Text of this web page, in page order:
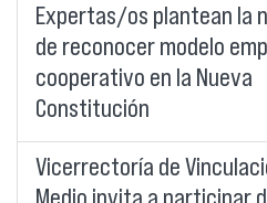
Expertas/os plantean la
de reconocer modelo
cooperativo en la Nueva
Constitución
Vicerrectoría de